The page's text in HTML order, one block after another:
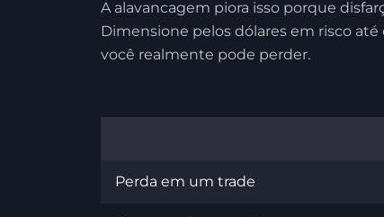
A alavancagem piora isso porque
Dimensione pelos dólares em risco
você realmente pode perder.
Perda em um trade